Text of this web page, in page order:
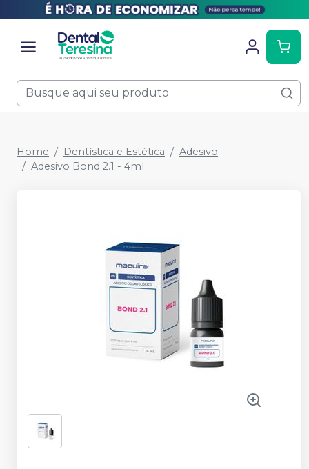
Home Dentística e Estética
Adesivo
Adesivo Bond 2.1 - 4ml